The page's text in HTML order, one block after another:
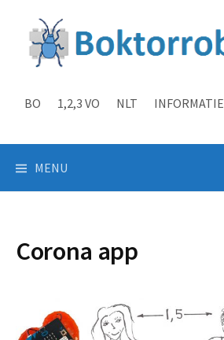
content
BO 1,2,3 VO NLT INFORMATIE
MENU
Corona app